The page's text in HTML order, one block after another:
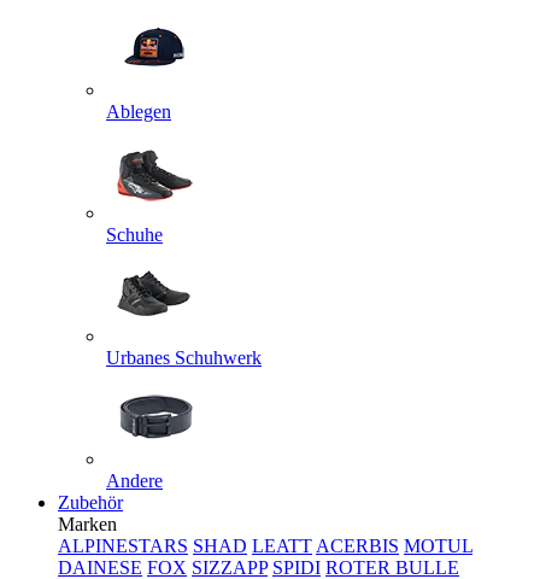
Ablegen
Schuhe
Urbanes Schuhwerk
Andere
Zubehör
Marken
ALPINESTARS SHAD LEATT ACERBIS MOTUL
DAINESE FOX SIZZAPP SPIDI ROTER BULLE